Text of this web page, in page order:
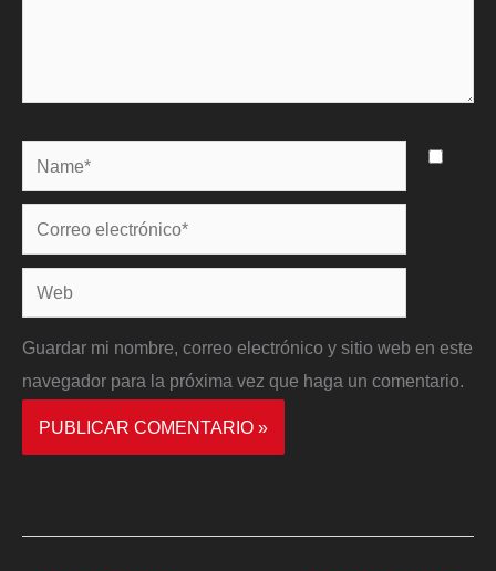
Name*
Correo
electrónico*
Web
Guardar mi nombre, correo electrónico y sitio web en este
navegador para la próxima vez que haga un comentario.